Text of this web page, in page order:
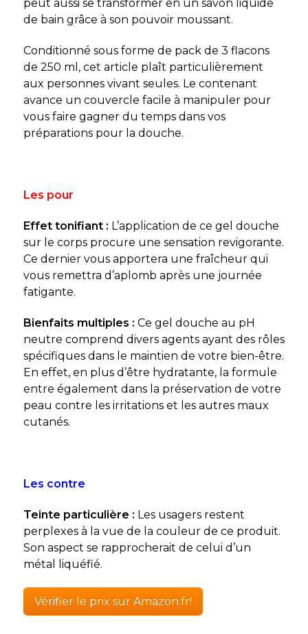
peut aussi se transformer en un savon liquide
de bain grâce à son pouvoir moussant.
Conditionné sous forme de pack de 3 flacons
de 250 ml, cet article plaît particulièrement
aux personnes vivant seules. Le contenant
avance un couvercle facile à manipuler pour
vous faire gagner du temps dans vos
préparations pour la douche.
Les pour
Effet tonifiant : L’application de ce gel douche
sur le corps procure une sensation revigorante.
Ce dernier vous apportera une fraîcheur qui
vous remettra d’aplomb après une journée
fatigante.
Bienfaits multiples : Ce gel douche au pH
neutre comprend divers agents ayant des rôles
spécifiques dans le maintien de votre bien-être.
En effet, en plus d’être hydratante, la formule
entre également dans la préservation de votre
peau contre les irritations et les autres maux
cutanés.
Les contre
Teinte particulière : Les usagers restent
perplexes à la vue de la couleur de ce produit.
Son aspect se rapprocherait de celui d’un
métal liquéfié.
Vérifier le prix sur Amazon.fr!